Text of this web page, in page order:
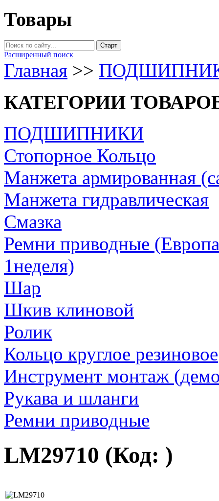
Товары
Расширенный поиск
Главная >>
КАТЕГОРИИ
ПОДШИПНИКИ
Стопорное Кольцо
Манжета армированная
Манжета гидравлическая
Cмазка
Ремни приводные
1неделя)
Шар
Шкив клиновой
Ролик
Кольцо круглое резиновое
Инструмент монтаж
Рукава и шланги
Ремни приводные
LM29710 (Код: )